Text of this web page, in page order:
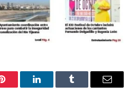
Pinterest LinkedInTumblr Email